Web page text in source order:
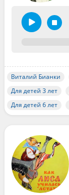
Виталий Бианки
Для детей 3 лет
Для детей 6 лет